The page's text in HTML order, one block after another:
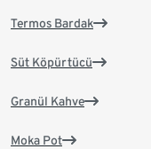
Termos Bardak
Süt Köpürtücü
Granül Kahve
Moka Pot